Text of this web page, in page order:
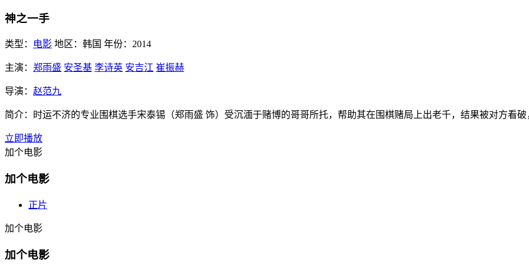
神之一手
类型： 电影 地区： 韩国 年份： 2014
主演： 郑雨盛 安圣基 李诗英 安吉江 崔振赫
导演： 赵范九
简介： 时运不济的专业围棋选手宋泰锡（郑雨盛 饰）受沉湎于赌博的哥哥所托，帮助其在围棋赌局上出老千，结果被对方看
立即播放
加个电影
加个电影
正片
加个电影
加个电影